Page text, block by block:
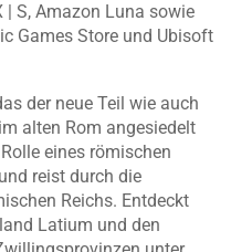
S, Amazon Luna sowie
Games Store und Ubisoft
der neue Teil wie auch
alten Rom angesiedelt
eines römischen
reist durch die
Reichs. Entdeckt
Latium und den